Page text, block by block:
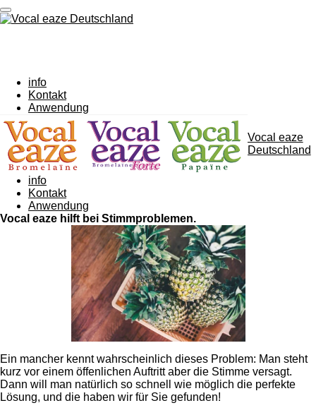
Zum
Hauptinhalt
info
Kontakt
Anwendung
Vocal eaze
Deutschland
info
Kontakt
Anwendung
Vocal eaze hilft bei Stimmproblemen.
Ein mancher kennt wahrscheinlich dieses Problem: Man steht
kurz vor einem öffenlichen Auftritt aber die Stimme versagt.
Dann will man natürlich so schnell wie möglich die perfekte
Lösung, und die haben wir für Sie gefunden!